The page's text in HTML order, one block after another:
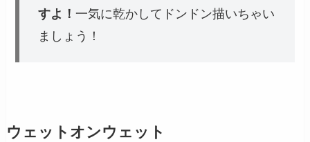
すよ！一気に乾かしてドンドン描いちゃい
ましょう！
ウェットオンウェット